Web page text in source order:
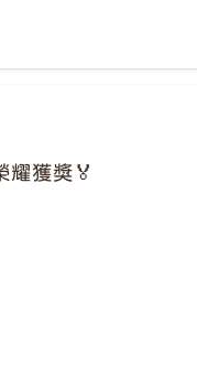
耀獲獎🏅